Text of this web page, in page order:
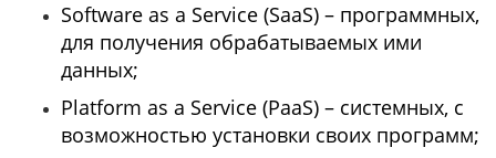
Software as a Service (SaaS) – программных,
для получения обрабатываемых ими
данных;
Platform as a Service (PaaS) – системных, с
возможностью установки своих программ;